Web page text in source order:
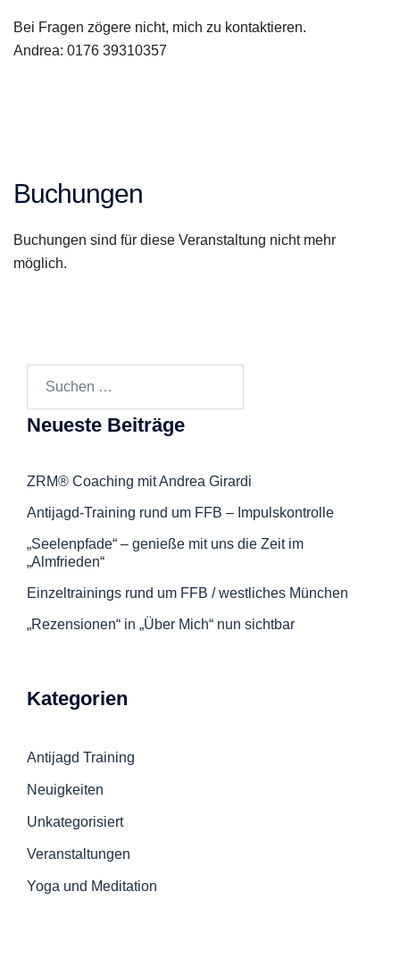
Bei Fragen zögere nicht, mich zu kontaktieren.
Andrea: 0176 39310357
Buchungen
Buchungen sind für diese Veranstaltung nicht mehr
möglich.
Neueste Beiträge
ZRM® Coaching mit Andrea Girardi
Antijagd-Training rund um FFB – Impulskontrolle
„Seelenpfade“ – genieße mit uns die Zeit im
„Almfrieden“
Einzeltrainings rund um FFB / westliches München
„Rezensionen“ in „Über Mich“ nun sichtbar
Kategorien
Antijagd Training
Neuigkeiten
Unkategorisiert
Veranstaltungen
Yoga und Meditation